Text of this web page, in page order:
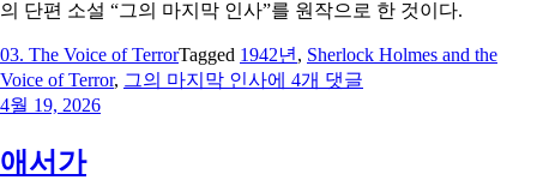
의 단편 소설 “그의 마지막 인사”를 원작으로 한 것이다.
03. The Voice of TerrorTagged 1942년 , Sherlock Holmes and the
Voice of Terror, 그의 마지막 인사Sherlock
에 4개 댓글
4월 19, 2026
애서가